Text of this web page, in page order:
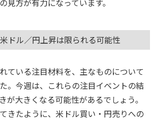
見方が有力になっています。
ドル／円上昇は限られる可能性
ている注目材料を、主なものについて
。今週は、これらの注目イベントの結
が大きくなる可能性があるでしょう。
きたように、米ドル買い・円売りへの